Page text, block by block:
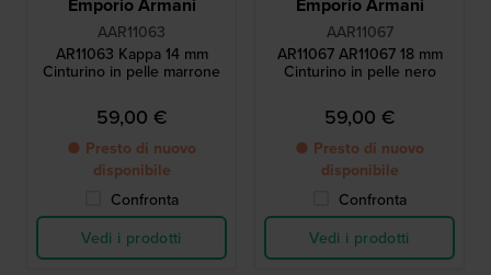
Emporio Armani
AAR11063
AR11063 Kappa 14 mm
Cinturino in pelle marrone
59,00 €
● Presto di nuovo
disponibile
Confronta
Vedi i prodotti
Emporio Armani
AAR11067
AR11067 AR11067 18 mm
Cinturino in pelle nero
59,00 €
● Presto di nuovo
disponibile
Confronta
Vedi i prodotti